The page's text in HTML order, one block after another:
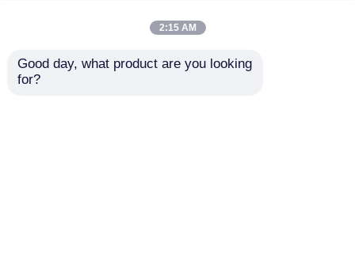
Penyelamatan Darurat
Ambulans yang Dapat
2:15 AM
Good day, what product are you looking
for?